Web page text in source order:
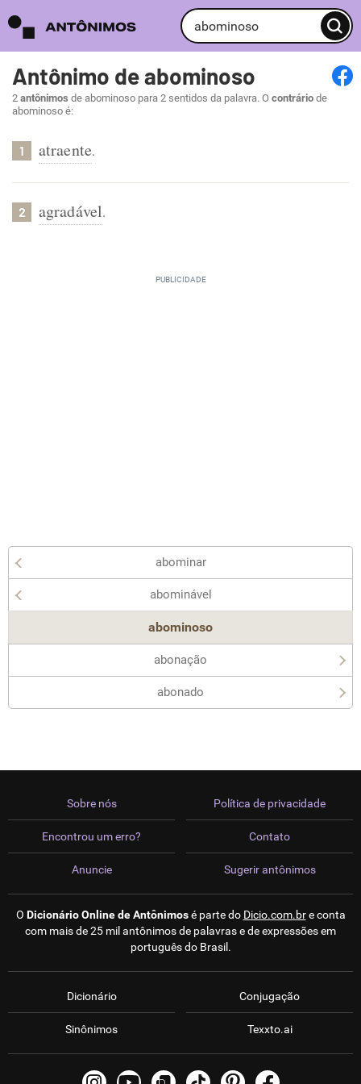
Antônimo de abominoso
2 antônimos de abominoso para 2 sentidos da palavra. O contrário de
abominoso é:
1 atraente.
2 agradável.
abominar
abominável
abominoso
abonação
abonado
Sobre nós
Encontrou um erro?
Anuncie
Política de privacidade
Contato
Sugerir antônimos
O Dicionário Online de Antônimosé parte do Dicio.com.bre conta
com mais de 25 mil antônimos de palavras e de expressões em
português do Brasil.
Dicionário
Sinônimos
Conjugação
Texxto.ai